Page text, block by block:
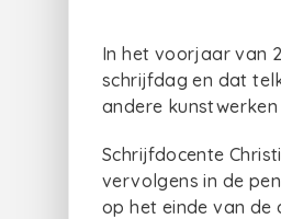
In het voorjaar van
schrijfdag en dat
andere
Schrijfdocente
vervolgens in de
op het einde van de